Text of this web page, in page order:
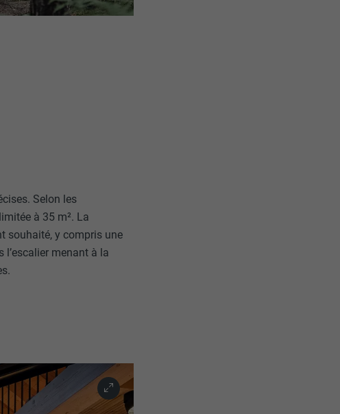
Selon les
à 35 m². La
souhaité, y compris une
menant à la